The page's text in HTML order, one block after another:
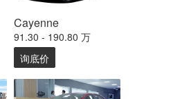
Cayenne
91.30 - 190.80 万
询底价